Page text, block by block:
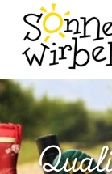
Zum
Inhalt
springen